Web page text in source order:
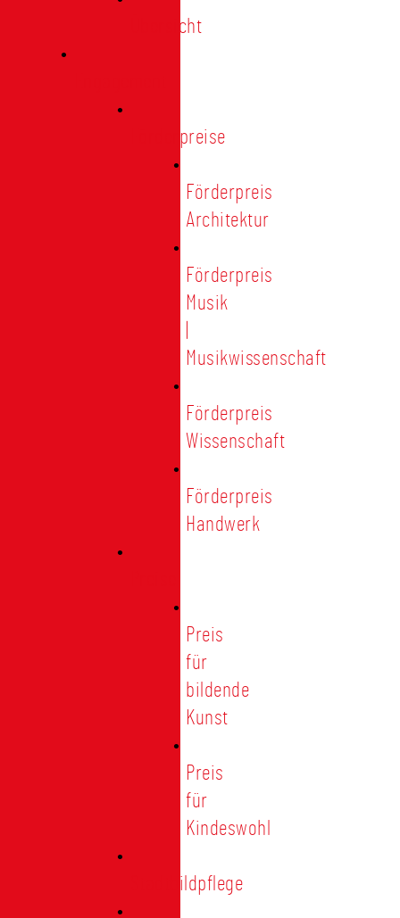
Übersicht
Förderpreise
Förderpreis
Architektur
Förderpreis
Musik
Musikwissenschaft
Förderpreis
Wissenschaft
Förderpreis
Handwerk
Preis
für
bildende
Kunst
Preis
für
Kindeswohl
Stadtbildpflege